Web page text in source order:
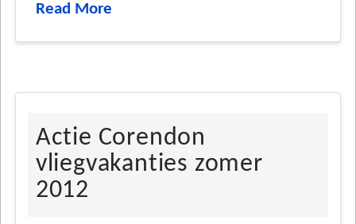
Read More
Actie Corendon
vliegvakanties zomer
2012